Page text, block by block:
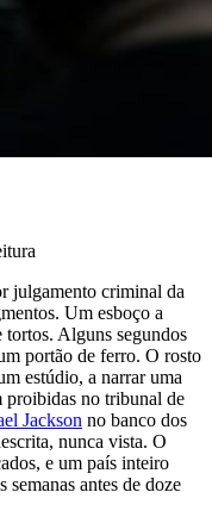
julgamento criminal da
Um esboço a
tortos. Alguns segundos
portão de ferro. O rosto
estúdio, a narrar uma
proibidas no tribunal de
Jackson no banco dos
nunca vista. O
e um país inteiro
semanas antes de doze